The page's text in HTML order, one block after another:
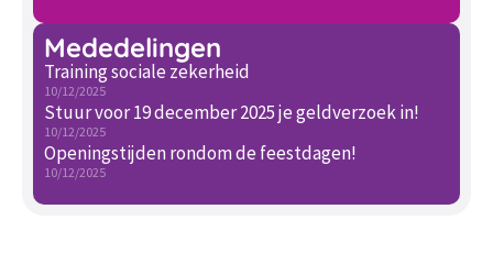
Mededelingen
Training sociale zekerheid
10/12/2025
Stuur voor 19 december 2025 je geldverzoek in!
10/12/2025
Openingstijden rondom de feestdagen!
10/12/2025